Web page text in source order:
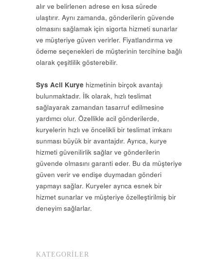
alır ve belirlenen adrese en kısa sürede
ulaştırır. Aynı zamanda, gönderilerin güvende
olmasını sağlamak için sigorta hizmeti sunarlar
ve müşteriye güven verirler. Fiyatlandırma ve
ödeme seçenekleri de müşterinin tercihine bağlı
olarak çeşitlilik gösterebilir.
Sys Acil Kurye hizmetinin birçok avantajı
bulunmaktadır. İlk olarak, hızlı teslimat
sağlayarak zamandan tasarruf edilmesine
yardımcı olur. Özellikle acil gönderilerde,
kuryelerin hızlı ve öncelikli bir teslimat imkanı
sunması büyük bir avantajdır. Ayrıca, kurye
hizmeti güvenilirlik sağlar ve gönderilerin
güvende olmasını garanti eder. Bu da müşteriye
güven verir ve endişe duymadan gönderi
yapmayı sağlar. Kuryeler ayrıca esnek bir
hizmet sunarlar ve müşteriye özelleştirilmiş bir
deneyim sağlarlar.
KATEGORILER